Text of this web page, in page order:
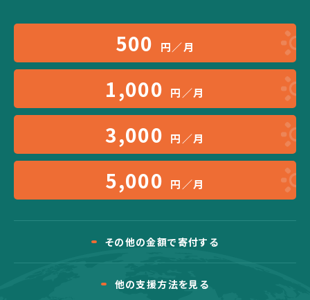
500 円／月
1,000 円／月
3,000 円／月
5,000 円／月
その他の金額で寄付する
他の支援方法を見る